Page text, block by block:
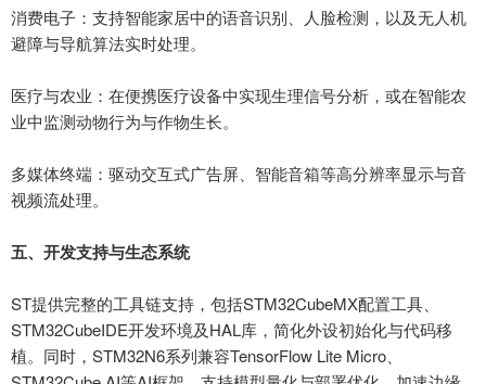
‌消费电子‌：支持智能家居中的语音识别、人脸检测，以及无人机
避障与导航算法实时处理。
‌医疗与农业‌：在便携医疗设备中实现生理信号分析，或在智能农
业中监测动物行为与作物生长。
‌多媒体终端‌：驱动交互式广告屏、智能音箱等高分辨率显示与音
视频流处理。
五、开发支持与生态系统
ST提供完整的工具链支持，包括STM32CubeMX配置工具、
STM32CubeIDE开发环境及HAL库，简化外设初始化与代码移
植。同时，STM32N6系列兼容TensorFlow Lite Micro、